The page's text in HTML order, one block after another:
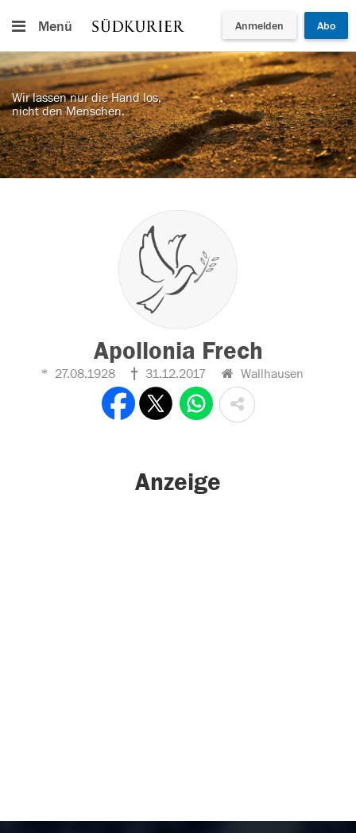
Menü Anmelden Abo
Wir lassen nur die Hand los,
nicht den Menschen.
Apollonia Frech
27.08.1928 31.12.2017 Wallhausen
Anzeige